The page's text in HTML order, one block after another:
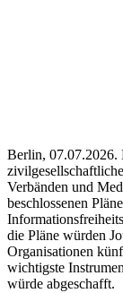
Berlin, 07.07.2026.
Verbänden und
beschlossenen
die Pläne würden
Organisationen
wichtigste
würde abgeschafft.